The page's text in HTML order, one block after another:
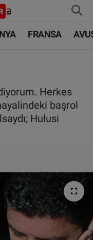
FRANSA
Herkes
başrol
Hulusi